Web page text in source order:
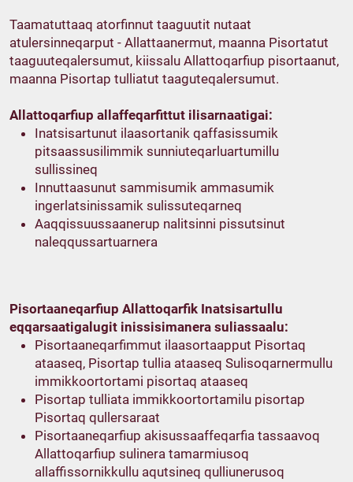
Taamatuttaaq atorfinnut taaguutit nutaat
atulersinneqarput - Allattaanermut, maanna Pisortatut
taaguuteqalersumut, kiissalu Allattoqarfiup pisortaanut,
maanna Pisortap tulliatut taaguteqalersumut.
Allattoqarfiup allaffeqarfittut ilisarnaatigai:
Inatsisartunut ilaasortanik qaffasissumik
pitsaassusilimmik sunniuteqarluartumillu
sullissineq
Innuttaasunut sammisumik ammasumik
ingerlatsinissamik sulissuteqarneq
Aaqqissuussaanerup nalitsinni pissutsinut
naleqqussartuarnera
Pisortaaneqarfiup Allattoqarfik Inatsisartullu
eqqarsaatigalugit inissisimanera suliassaalu:
Pisortaaneqarfimmut ilaasortaapput Pisortaq
ataaseq, Pisortap tullia ataaseq Sulisoqarnermullu
immikkoortortami pisortaq ataaseq
Pisortap tulliata immikkoortortamilu pisortap
Pisortaq qullersaraat
Pisortaaneqarfiup akisussaaffeqarfia tassaavoq
Allattoqarfiup sulinera tamarmiusoq
allaffissornikkullu aqutsineq qulliunerusoq